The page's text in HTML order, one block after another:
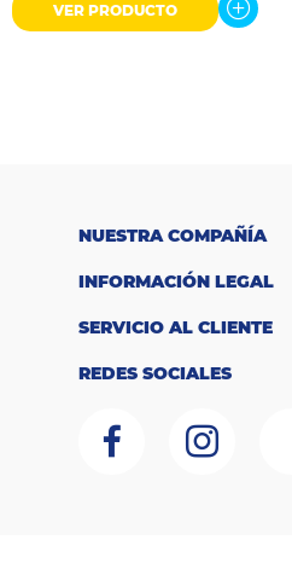
VER PRODUCTO
NUESTRA COMPAÑÍA
INFORMACIÓN LEGAL
SERVICIO AL CLIENTE
REDES SOCIALES